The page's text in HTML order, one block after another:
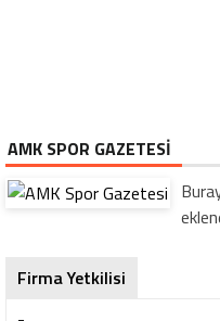
AMK SPOR GAZETESI
Firma Yetkilisi